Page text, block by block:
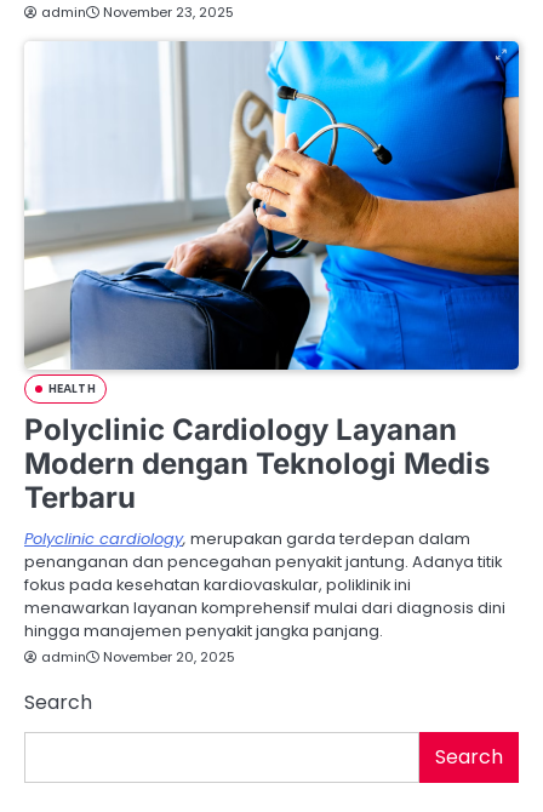
admin November 23, 2025
HEALTH
Polyclinic Cardiology Layanan
Modern dengan Teknologi Medis
Terbaru
Polyclinic cardiology, merupakan garda terdepan dalam
penanganan dan pencegahan penyakit jantung. Adanya titik
fokus pada kesehatan kardiovaskular, poliklinik ini
menawarkan layanan komprehensif mulai dari diagnosis dini
hingga manajemen penyakit jangka panjang.
admin November 20, 2025
Search
Search